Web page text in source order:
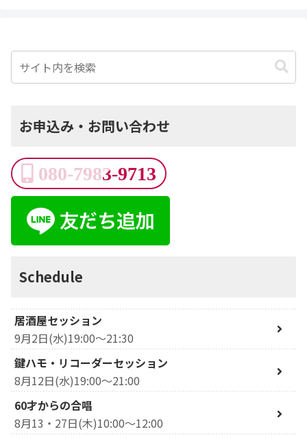
お申込み・お問い合わせ
080-7983-9713
Schedule
居酒屋セッション
9月2日(水)19:00～21:30
鍵ハモ・リコーダーセッション
8月12日(水)19:00～21:00
60才からの合唱
8月13・27日(木)10:00～12:00